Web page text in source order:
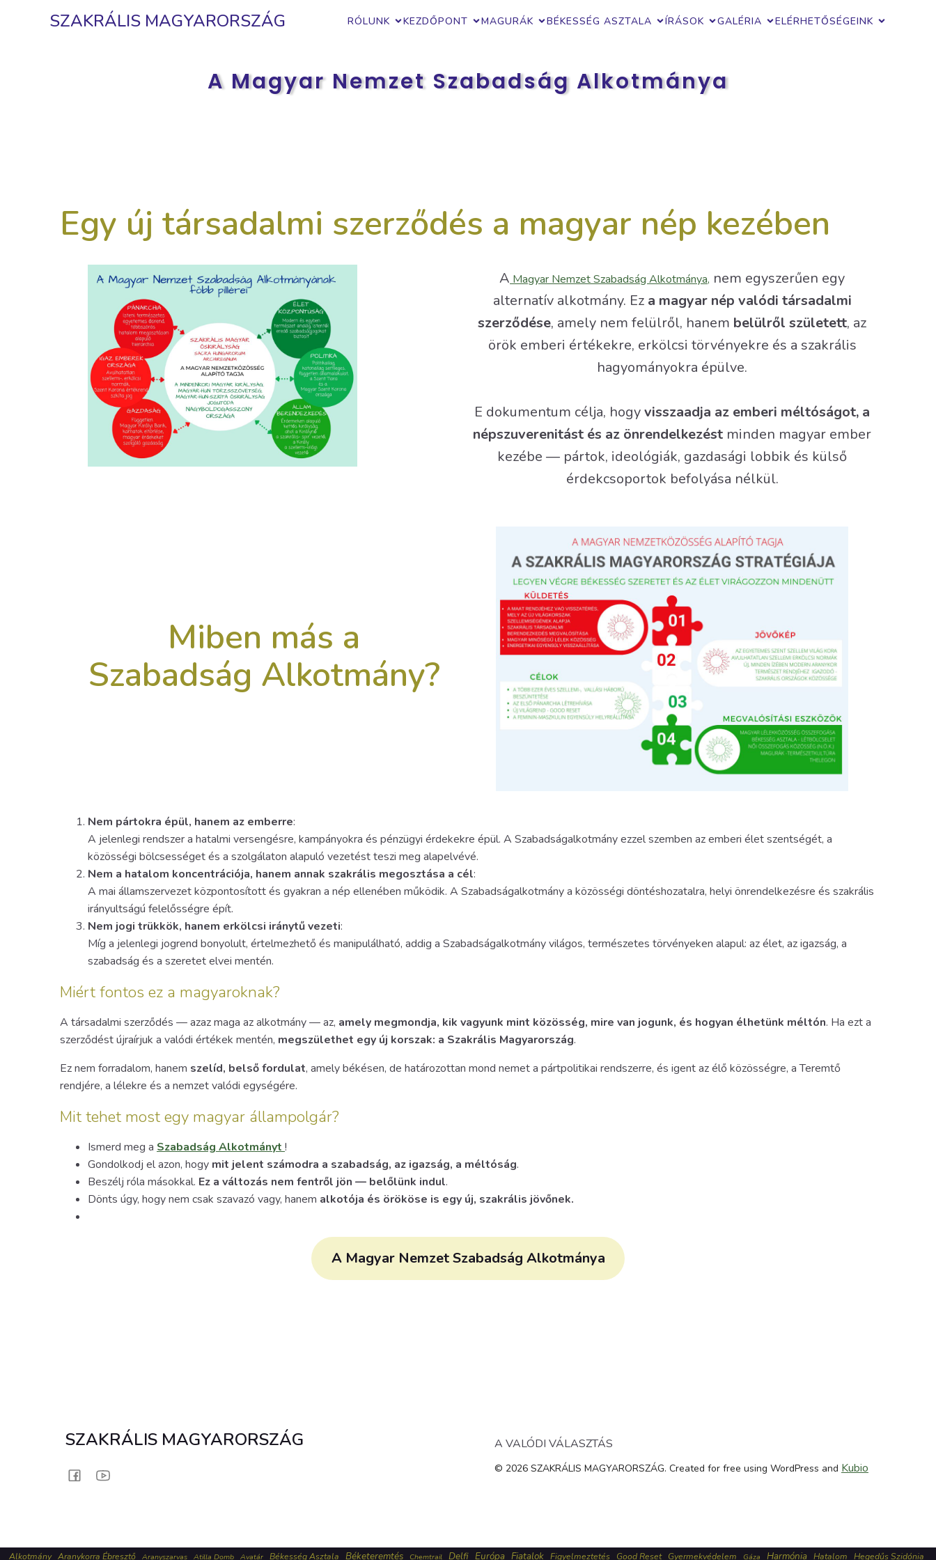
SZAKRÁLIS MAGYARORSZÁG RÓLUNK KEZDŐPONT MAGURÁK BÉKESSÉG ASZTALA ÍRÁSOK GALÉRIA ELÉRHETŐSÉGEINK
A Magyar Nemzet Szabadság Alkotmánya
Egy új társadalmi szerződés a magyar nép kezében
A Magyar Nemzet Szabadság Alkotmánya, nem egyszerűen egy
alternatív alkotmány. Ez a magyar nép valódi társadalmi
szerződése, amely nem felülről, hanem belülről született, az
örök emberi értékekre, erkölcsi törvényekre és a szakrális
hagyományokra épülve.
E dokumentum célja, hogyvisszaadja az emberi méltóságot, a
népszuverenitást és az önrendelkezést minden magyar ember
kezébe — pártok, ideológiák, gazdasági lobbik és külső
érdekcsoportok befolyása nélkül.
Miben más a
Szabadság Alkotmány?
Nem pártokra épül, hanem az emberre:
A jelenlegi rendszer a hatalmi versengésre, kampányokra és pénzügyi érdekekre épül. A Szabadságalkotmány ezzel szemben az emberi élet szentségét, a
közösségi bölcsességet és a szolgálaton alapuló vezetést teszi meg alapelvévé.
Nem a hatalom koncentrációja, hanem annak szakrális megosztása a cél:
A mai államszervezet központosított és gyakran a nép ellenében működik. A Szabadságalkotmány a közösségi döntéshozatalra, helyi önrendelkezésre és szakrális
irányultságú felelősségre épít.
Nem jogi trükkök, hanem erkölcsi iránytű vezeti:
Míg a jelenlegi jogrend bonyolult, értelmezhető és manipulálható, addig a Szabadságalkotmány világos, természetes törvényeken alapul: az élet, az igazság, a
szabadság és a szeretet elvei mentén.
Miért fontos ez a magyaroknak?
A társadalmi szerződés — azaz maga az alkotmány — az, amely megmondja, kik vagyunk mint közösség, mire van jogunk, és hogyan élhetünk méltón. Ha ezt a
szerződést újraírjuk a valódi értékek mentén, megszülethet egy új korszak: a Szakrális Magyarország.
Ez nem forradalom, hanem szelíd, belső fordulat, amely békésen, de határozottan mond nemet a pártpolitikai rendszerre, és igent az élő közösségre, a Teremtő
rendjére, a lélekre és a nemzet valódi egységére.
Mit tehet most egy magyar állampolgár?
Ismerd meg a Szabadság Alkotmányt !
Gondolkodj el azon, hogy mit jelent számodra a szabadság, az igazság, a méltóság.
Beszélj róla másokkal. Ez a változás nem fentről jön — belőlünk indul.
Dönts úgy, hogy nem csak szavazó vagy, hanem alkotója és örököse is egy új, szakrális jövőnek.
A Magyar Nemzet Szabadság Alkotmánya
SZAKRÁLIS MAGYARORSZÁG A VALÓDI VÁLASZTÁS
© 2026 SZAKRÁLIS MAGYARORSZÁG. Created for free using WordPress and Kubio
Alkotmány Aranykorra Ébresztő Aranyszarvas Atilla Domb Avatár Békesség Asztala Béketeremtés Chemtrail Delfi Európa Fiatalok Figyelmeztetés Good Reset Gyermekvédelem Gáza Harmónia Hatalom Hegedűs Szidónia